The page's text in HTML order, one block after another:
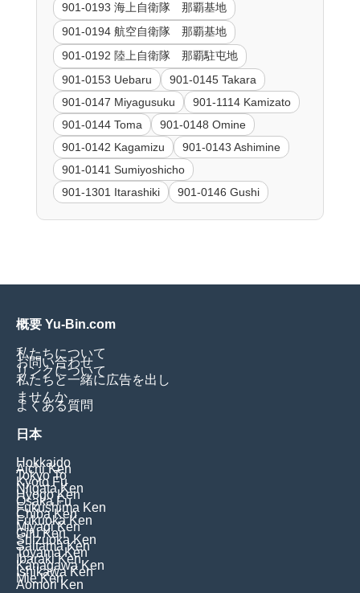
901-0193 海上自衛隊 那覇基地
901-0194 航空自衛隊 那覇基地
901-0192 陸上自衛隊 那覇駐屯地
901-0153 Uebaru
901-0145 Takara
901-0147 Miyagusuku
901-1114 Kamizato
901-0144 Toma
901-0148 Omine
901-0142 Kagamizu
901-0143 Ashimine
901-0141 Sumiyoshicho
901-1301 Itarashiki
901-0146 Gushi
概要 Yu-Bin.com
私たちについて
お問い合わせ
リンクについて
私たちと一緒に広告を出し
ませんか
よくある質問
日本
Hokkaido
Aichi Ken
Tokyo To
Kyoto Fu
Niigata Ken
Hyogo Ken
Osaka Fu
Fukushima Ken
Chiba Ken
Fukuoka Ken
Miyagi Ken
Gifu Ken
Shizuoka Ken
Saitama Ken
Toyama Ken
Ibaraki Ken
Kanagawa Ken
Ishikawa Ken
Mie Ken
Aomori Ken